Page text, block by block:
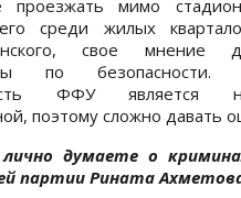
проезжать мимо
среди жилых
свое мнение
по
ФФУ является
поэтому сложно давать
думаете о
партии Рината